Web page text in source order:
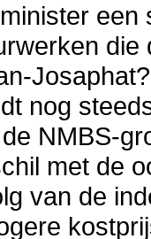
nog
NMBS-
met de
van de